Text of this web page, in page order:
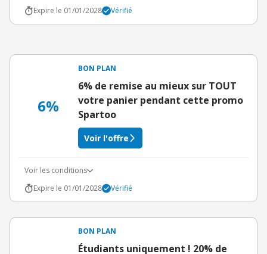
Expire le 01/01/2028
Vérifié
6%
BON PLAN
6% de remise au mieux sur TOUT
votre panier pendant cette promo
Spartoo
Voir l'offre
Voir les conditions
Expire le 01/01/2028
Vérifié
BON PLAN
Étudiants uniquement ! 20% de